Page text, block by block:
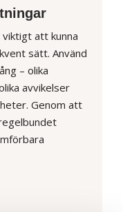
att kunna
sätt. Använd
– olika
avvikelser
Genom att